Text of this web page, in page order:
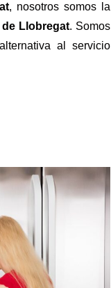
, nosotros somos la
Llobregat. Somos
al servicio